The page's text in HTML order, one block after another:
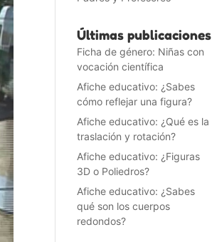
Últimas publicaciones
Ficha de género: Niñas con
vocación científica
Afiche educativo: ¿Sabes
cómo reflejar una figura?
Afiche educativo: ¿Qué es la
traslación y rotación?
Afiche educativo: ¿Figuras
3D o Poliedros?
Afiche educativo: ¿Sabes
qué son los cuerpos
redondos?